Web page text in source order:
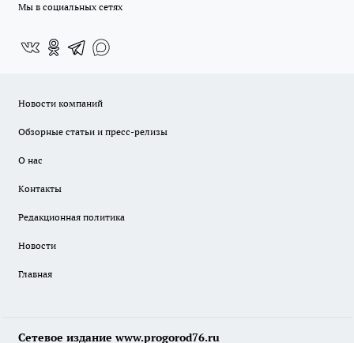
Мы в социальных сетях
Новости компаний
Обзорные статьи и пресс-релизы
О нас
Контакты
Редакционная политика
Новости
Главная
Сетевое издание www.progorod76.ru